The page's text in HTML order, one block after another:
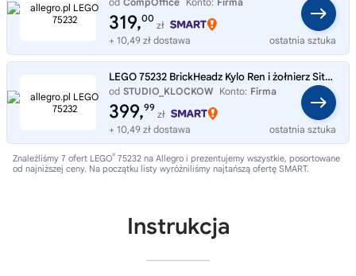
319,00
zł
+ 10,49 zł dostawa
ostatnia sztuka
LEGO 75232 BrickHeadz Kylo Ren i żołnierz Sithów
od STUDIO_KLOCKOW Konto: Firma
399,99
zł
+ 10,49 zł dostawa
ostatnia sztuka
Znaleźliśmy 7 ofert LEGO® 75232 na Allegro i prezentujemy wszystkie, posortowane
od najniższej ceny. Na początku listy wyróżniliśmy najtańszą ofertę SMART.
Instrukcja